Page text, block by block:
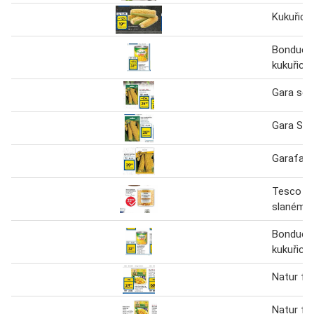
Kukuřice
kukuřice
Gara
Gara
Tesco
slaném
kukuřice
Natur
Natur